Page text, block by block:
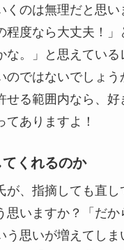
くのは無理だと思い
程度なら大丈夫！」
な。」と思えている
のではないでしょう
せる範囲内なら、好
てありますよ！
くれるのか
が、指摘しても直し
思いますか？「だか
う思いが増えてしま